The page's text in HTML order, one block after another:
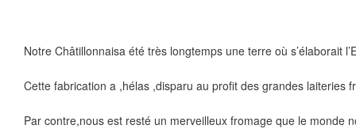
Notre Châtillonnaisa été très longtemps une terre où s’élaborait
Cette fabrication a ,hélas ,disparu au profit des grandes laiteries
Par contre,nous est resté un merveilleux fromage que le monde